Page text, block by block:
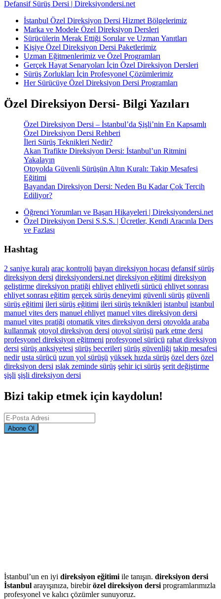
Defansif Sürüş Dersi | Direksiyondersi.net
İstanbul Özel Direksiyon Dersi Hizmet Bölgelerimiz
Marka ve Modele Özel Direksiyon Dersleri
Sürücülerin Merak Ettiği Sorular ve Uzman Yanıtları
Kişiye Özel Direksiyon Dersi Paketlerimiz
Uzman Eğitmenlerimiz ve Özel Programları
Gerçek Hayat Senaryoları İçin Özel Direksiyon Dersleri
Sürüş Zorlukları İçin Profesyonel Çözümlerimiz
Her Sürücüye Özel Direksiyon Dersi Programları
Özel Direksiyon Dersi- Bilgi Yazıları
Özel Direksiyon Dersi – İstanbul’da Şişli’nin En Kapsamlı
Özel Direksiyon Dersi Rehberi
İleri Sürüş Teknikleri Nedir?
Akan Trafikte Direksiyon Dersi: İstanbul’un Ritmini
Yakalayın
Otoyolda Güvenli Sürüşün Altın Kuralı: Takip Mesafesi
Eğitimi
Bayandan Direksiyon Dersi: Neden Bu Kadar Çok Tercih
Ediliyor?
Öğrenci Yorumları ve Başarı Hikayeleri | Direksiyondersi.net
Özel Direksiyon Dersi S.S.S. | Ücretler, Kendi Aracınla Ders
ve Fazlası
Hashtag
2 saniye kuralı araç kontrolü bayan direksiyon hocası defansif sürüş
direksiyon dersi direksiyondersi.net direksiyon eğitimi direksiyon
geliştirme direksiyon pratiği ehliyet ehliyetli sürücü ehliyet sonrası
ehliyet sonrası eğitim gerçek sürüş deneyimi güvenli sürüş güvenli
sürüş eğitimi ileri sürüş eğitimi ileri sürüş teknikleri istanbul istanbul
manuel vites ders manuel ehliyet manuel vites direksiyon dersi
manuel vites pratiği otomatik vites direksiyon dersi otoyolda araba
kullanmak otoyol direksiyon dersi otoyol sürüşü park etme dersi
profesyonel direksiyon eğitmeni profesyonel sürücü rahat direksiyon
dersi sürüş anksiyetesi sürüş becerileri sürüş güvenliği takip mesafesi
nedir usta sürücü uzun yol sürüşü yüksek hızda sürüş özel ders özel
direksiyon dersi ıslak zeminde sürüş şehir içi sürüş şerit değiştirme
şişli şişli direksiyon dersi
Bizi takip etmek için kaydolun!
Abone Ol
İstanbul’un en iyi direksiyon eğitimi ile tanışın. direksiyon dersi
İstanbul arayışınıza, birebirözel direksiyon dersi programlarımızla
profesyonel ve kalıcı çözümler sunuyoruz.